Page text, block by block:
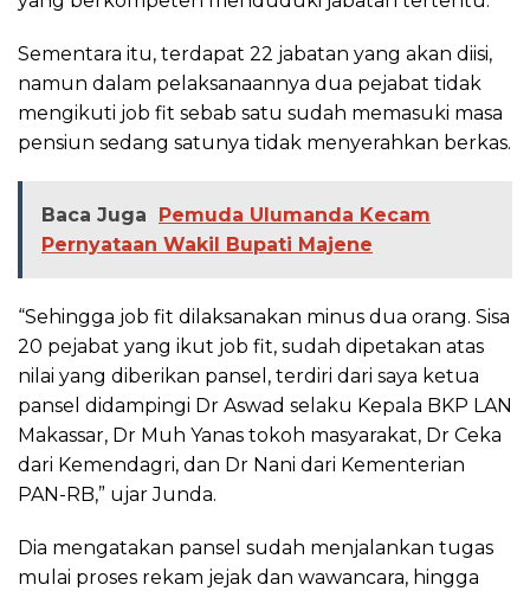
Sementara itu, terdapat 22 jabatan yang akan diisi,
namun dalam pelaksanaannya dua pejabat tidak
mengikuti job fit sebab satu sudah memasuki masa
pensiun sedang satunya tidak menyerahkan berkas.
Baca Juga
Pemuda Ulumanda Kecam
Pernyataan Wakil Bupati Majene
“Sehingga job fit dilaksanakan minus dua orang. Sisa
20 pejabat yang ikut job fit, sudah dipetakan atas
nilai yang diberikan pansel, terdiri dari saya ketua
pansel didampingi Dr Aswad selaku Kepala BKP LAN
Makassar, Dr Muh Yanas tokoh masyarakat, Dr Ceka
dari Kemendagri, dan Dr Nani dari Kementerian
PAN-RB,” ujar Junda.
Dia mengatakan pansel sudah menjalankan tugas
mulai proses rekam jejak dan wawancara, hingga